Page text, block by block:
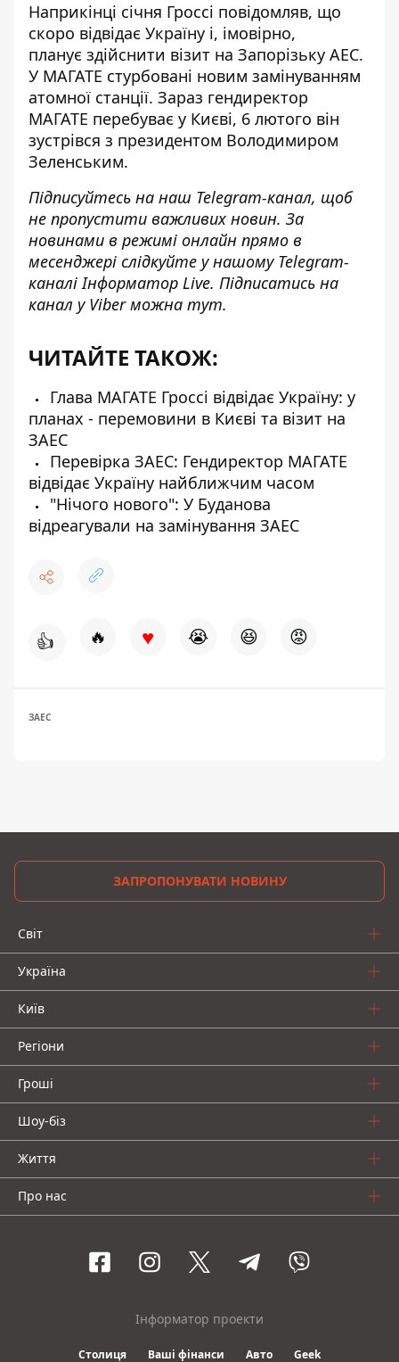
Наприкінці січня Гроссі повідомляв, що
скоро відвідає Україну і, імовірно,
планує здійснити візит на Запорізьку АЕС.
У МАГАТЕ стурбовані новим замінуванням
атомної станції. Зараз гендиректор
МАГАТЕ перебуває у Києві, 6 лютого він
зустрівся з президентом Володимиром
Зеленським.
Підписуйтесь на наш Telegram-канал, щоб
не пропустити важливих новин. За
новинами в режимі онлайн прямо в
месенджері слідкуйте у нашому Telegram-
каналіІнформатор Live. Підписатись на
канал у Viber можна тут.
ЧИТАЙТЕ ТАКОЖ:
Глава МАГАТЕ Гроссі відвідає Україну: у
планах - перемовини в Києві та візит на
ЗАЕС
Перевірка ЗАЕС: Гендиректор МАГАТЕ
відвідає Україну найближчим часом
"Нічого нового": У Буданова
відреагували на замінування ЗАЕС
👍 🔥 ♥ 😭 😆 😡
ЗАЕС
ЗАПРОПОНУВАТИ НОВИНУ
Світ
Україна
Київ
Регіони
Гроші
Шоу-біз
Життя
Про нас
Інформатор проекти
Столиця Ваші фінанси Авто Geek